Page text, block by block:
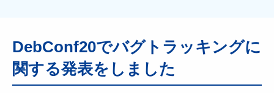
DebConf20でバグトラッキングに
関する発表をしました